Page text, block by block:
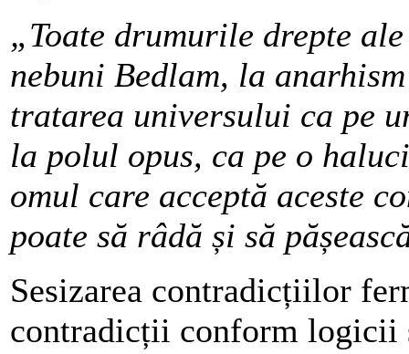
„Toate drumurile drepte
nebuni Bedlam, la
tratarea universului ca pe
la polul opus, ca pe o
omul care acceptă aceste
poate să râdă și să
Sesizarea contradicțiilor
contradicții conform logicii